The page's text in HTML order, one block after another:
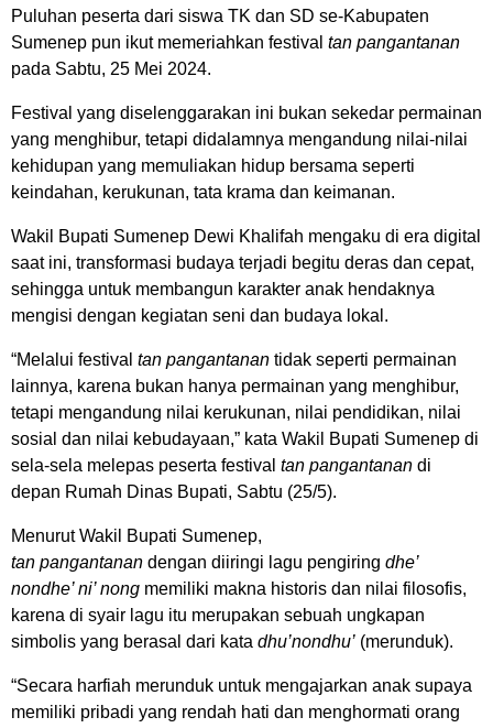
Puluhan peserta dari siswa TK dan SD se-Kabupaten
Sumenep pun ikut memeriahkan festival tan pangantanan
pada Sabtu, 25 Mei 2024.
Festival yang diselenggarakan ini bukan sekedar permainan
yang menghibur, tetapi didalamnya mengandung nilai-nilai
kehidupan yang memuliakan hidup bersama seperti
keindahan, kerukunan, tata krama dan keimanan.
Wakil Bupati Sumenep Dewi Khalifah mengaku di era digital
saat ini, transformasi budaya terjadi begitu deras dan cepat,
sehingga untuk membangun karakter anak hendaknya
mengisi dengan kegiatan seni dan budaya lokal.
“Melalui festival tan pangantanan tidak seperti permainan
lainnya, karena bukan hanya permainan yang menghibur,
tetapi mengandung nilai kerukunan, nilai pendidikan, nilai
sosial dan nilai kebudayaan,” kata Wakil Bupati Sumenep di
sela-sela melepas peserta festival tan pangantanan di
depan Rumah Dinas Bupati, Sabtu (25/5).
Menurut Wakil Bupati Sumenep,
tan pangantanan dengan diiringi lagu pengiring dhe’
nondhe’ ni’ nong memiliki makna historis dan nilai filosofis,
karena di syair lagu itu merupakan sebuah ungkapan
simbolis yang berasal dari kata dhu’nondhu’ (merunduk).
“Secara harfiah merunduk untuk mengajarkan anak supaya
memiliki pribadi yang rendah hati dan menghormati orang